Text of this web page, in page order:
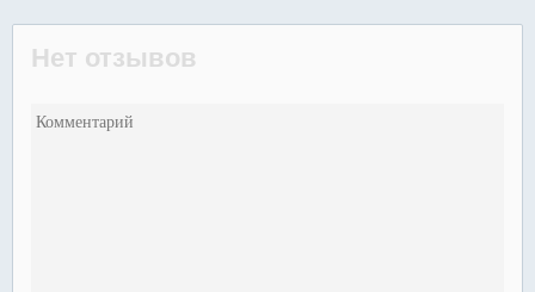
Нет отзывов